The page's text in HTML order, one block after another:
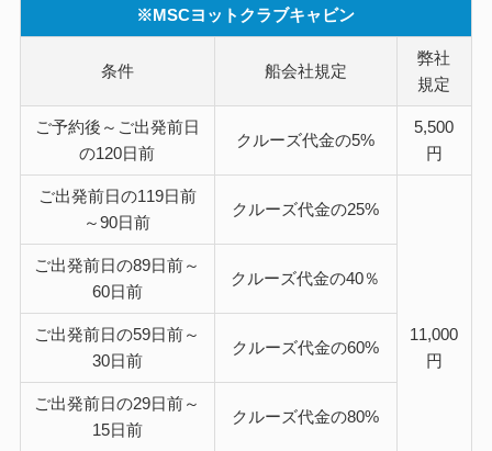
※MSCヨットクラブキャビン
条件 船会社規定
弊社
規定
ご予約後～ご出発前日
の120日前
クルーズ代金の5%
5,500
円
ご出発前日の119日前
～90日前
クルーズ代金の25%
11,000
円
ご出発前日の89日前～
60日前
クルーズ代金の40％
ご出発前日の59日前～
30日前
クルーズ代金の60%
ご出発前日の29日前～
15日前
クルーズ代金の80%